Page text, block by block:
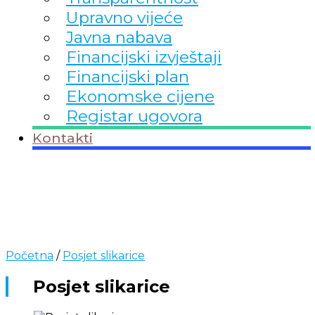
Upravno vijeće
Javna nabava
Financijski izvještaji
Financijski plan
Ekonomske cijene
Registar ugovora
Kontakti
Početna / Posjet slikarice
Posjet slikarice